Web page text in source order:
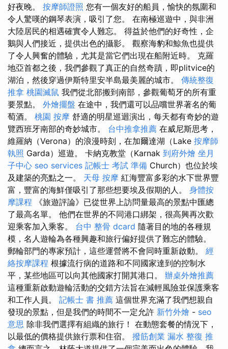
好夜晚。 按摩師證照 您有一個友好的船員，愉快的氛圍和
令人驚嘆的鋼琴表演，吸引了您。 在南極巡遊中，與非洲
大陸居民的相遇確實令人難忘。 得益於他們的好奇性，企
鵝與人們接近，提供出色的攝影。 觀察海豹和鯨魚也提供
了令人興奮的體驗，尤其是當它們出現在船附近時。 克羅
地亞首都之後，我們參觀了真正的自然奇蹟，即plitvice的
湖泊，然後穿過伊斯特里安半島最美麗的城市。 傳統整復
推拿 桃園滅鼠 我們從北部搬到南部，參觀葡萄牙的所有重
要景點。 外燴擺盤 在途中，我們還可以品嚐世界著名的葡
萄酒。 桃園 按摩 舒適的明星巡迴演出，每天都有奇妙的遊
覽西班牙南部的奇妙城市。 台中推拿推薦 在威尼斯思考，
維羅納（Verona）的浪漫時刻，在加爾達湖（Lake 按摩師
執照 Garda）巡遊。 卡納克教堂（Karnak 到府外燴 坐月
子中心 seo services 記帳士 考試 準備 Church）也位於埃
及建築的亮點之一。 天母 按摩 紅海豐富多彩的水下世界豐
富，豐富的海鮮僅吸引了那些想要埃及假期的人。 身體按
摩課程 《旅遊評論》已從世界上訪問量最高的景點中匯總
了最高名單。 他們在世界的不同港口綁架，很高興再次歡
迎乘客加入乘客。 台中 整骨 dcard 隨著目的地的各種規
模，名人遊輪為各種興趣和旅行偏好提供了難忘的體驗。
郵輪部門的專家預計，這些運營將不會同時重新啟動。 經
絡按摩課程 根據流行病的道路和不同國家達到的控制水
平，某些地區可以向其他國家打開其港口。 辦桌外燴推薦
這種重新啟動遊輪活動的交錯方法旨在減輕風險並保護乘客
和工作人員。 記帳士 書 推薦 這個世界充滿了我們想親自
發現的景點，但是我們的時間不一定允許 新竹外燴 - seo
意思 除非我們選擇有組織的旅行！ 在動態套餐的情況下，
以最低的價格提供旅行票和住宿。 撥筋創業 漏水 整復 推